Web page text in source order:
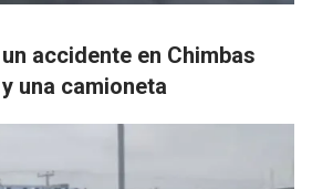
accidente en Chimbas
una camioneta